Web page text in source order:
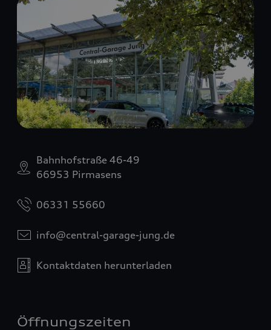
Bahnhofstraße 46-49
66953 Pirmasens
06331 55660
info@central-garage-jung.de
Kontaktdaten herunterladen
Öffnungszeiten